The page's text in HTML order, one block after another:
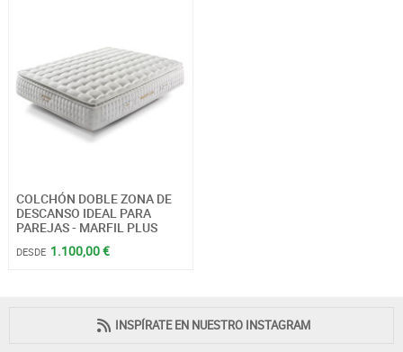
COLCHÓN DOBLE ZONA DE
DESCANSO IDEAL PARA
PAREJAS - MARFIL PLUS
DESDE 1.100,00 €
INSPÍRATE EN NUESTRO INSTAGRAM